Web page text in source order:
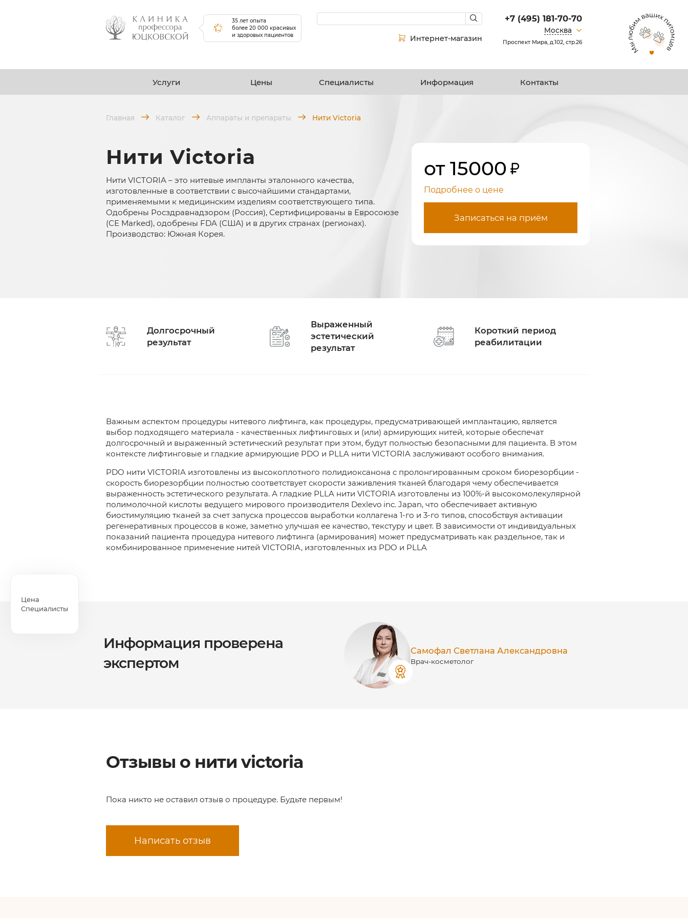
35 лет опыта
более 20 000 красивых
и здоровых пациентов
Интернет-магазин
+7 (495) 181-70-70
Москва
Проспект Мира, д.102, стр.26
Услуги Цены Специалисты Информация Контакты
Главная Каталог Аппараты и препараты Нити Victoria
Нити Victoria
Нити VICTORIA – это нитевые импланты эталонного качества,
изготовленные в соответствии с высочайшими стандартами,
применяемыми к медицинским изделиям соответствующего типа.
Одобрены Росздравнадзором (Россия), Сертифицированы в Евросоюзе
(СЕ Marked), одобрены FDA (США) и в других странах (регионах).
Производство: Южная Корея.
от 15000
Подробнее о цене
Записаться на приём
Цена
Специалисты
Долгосрочный
результат
Выраженный
эстетический
результат
Короткий период
реабилитации
Важным аспектом процедуры нитевого лифтинга, как процедуры, предусматривающей имплантацию, является
выбор подходящего материала - качественных лифтинговых и (или) армирующих нитей, которые обеспечат
долгосрочный и выраженный эстетический результат при этом, будут полностью безопасными для пациента. В этом
контексте лифтинговые и гладкие армирующие PDO и PLLA нити VICTORIA заслуживают особого внимания.
PDO нити VICTORIA изготовлены из высокоплотного полидиоксанона с пролонгированным сроком биорезорбции -
скорость биорезорбции полностью соответствует скорости заживления тканей благодаря чему обеспечивается
выраженность эстетического результата. А гладкие PLLA нити VICTORIA изготовлены из 100%-й высокомолекулярной
полимолочной кислоты ведущего мирового производителя Dexlevo inc. Japan, что обеспечивает активную
биостимуляцию тканей за счет запуска процессов выработки коллагена 1-го и 3-го типов, способствуя активации
регенеративных процессов в коже, заметно улучшая ее качество, текстуру и цвет. В зависимости от индивидуальных
показаний пациента процедура нитевого лифтинга (армирования) может предусматривать как раздельное, так и
комбинированное применение нитей VICTORIA, изготовленных из PDO и PLLA
Информация проверена
экспертом
Самофал Светлана Александровна
Врач-косметолог
Отзывы о нити victoria
Пока никто не оставил отзыв о процедуре. Будьте первым!
Написать отзыв